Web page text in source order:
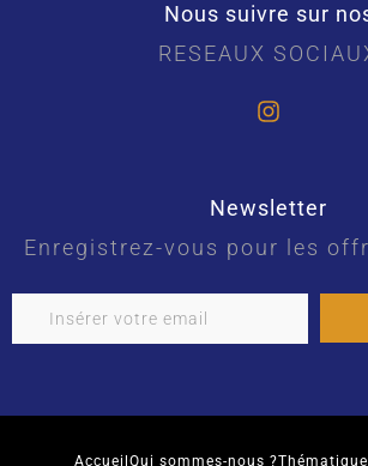
Nous suivre sur
RESEAUX
Newsletter
Enregistrez-vous pour les
Accueil Qui sommes-nous ?